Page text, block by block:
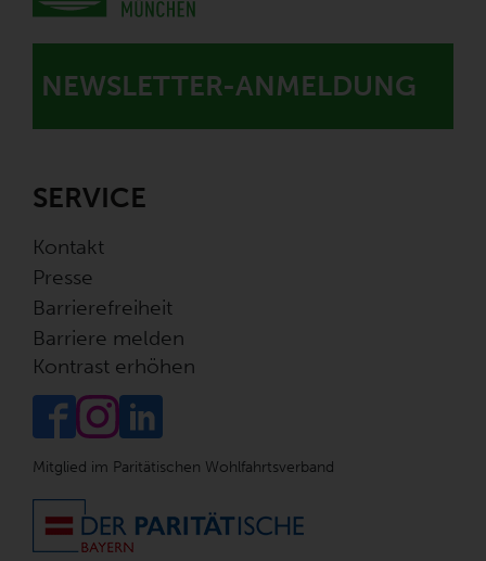
NEWSLETTER-ANMELDUNG
SERVICE
Kontakt
Presse
Barrierefreiheit
Barriere melden
Kontrast erhöhen
Mitglied im Paritätischen Wohlfahrtsverband